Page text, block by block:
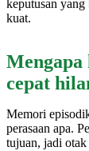
keputusan
kuat.
cepat
Memori
perasaan apa.
tujuan, jadi otak